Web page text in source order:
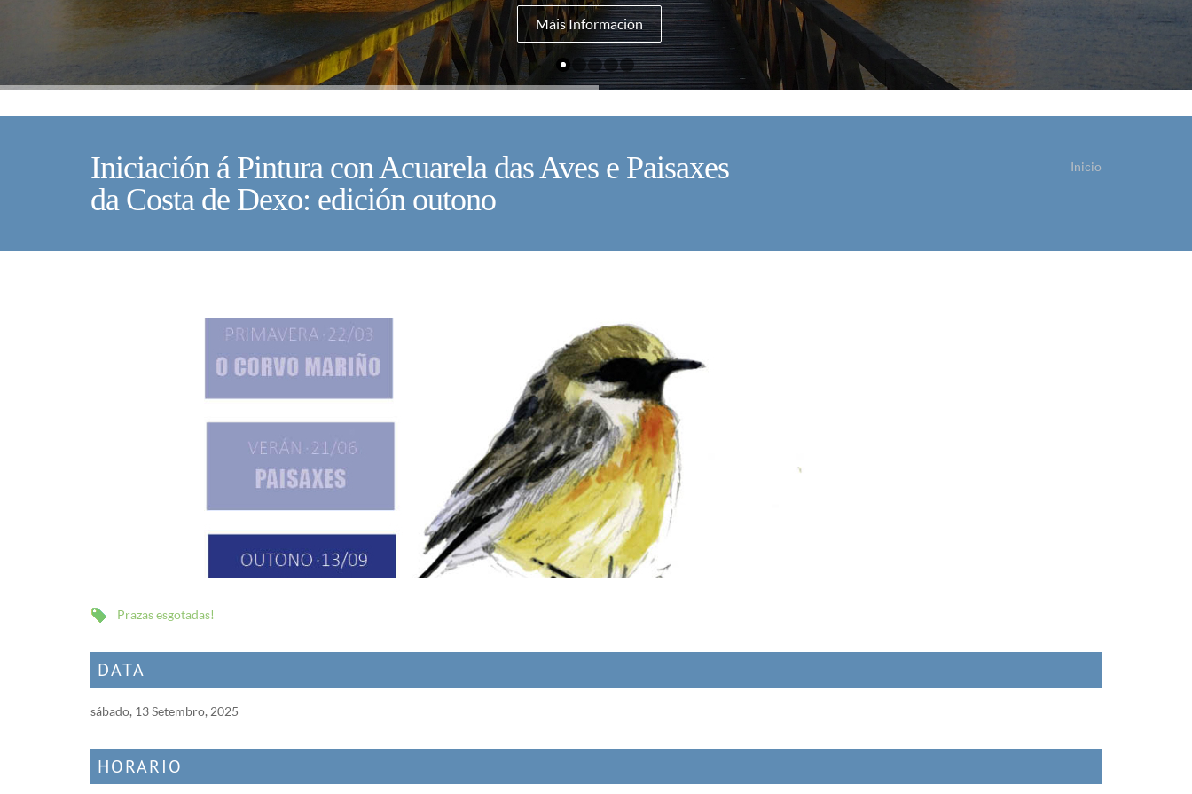
Máis Información
Iniciación á Pintura con Acuarela das Aves e Paisaxes
da Costa de Dexo: edición outono
Inicio
Prazas esgotadas!
DATA
sábado, 13 Setembro, 2025
HORARIO